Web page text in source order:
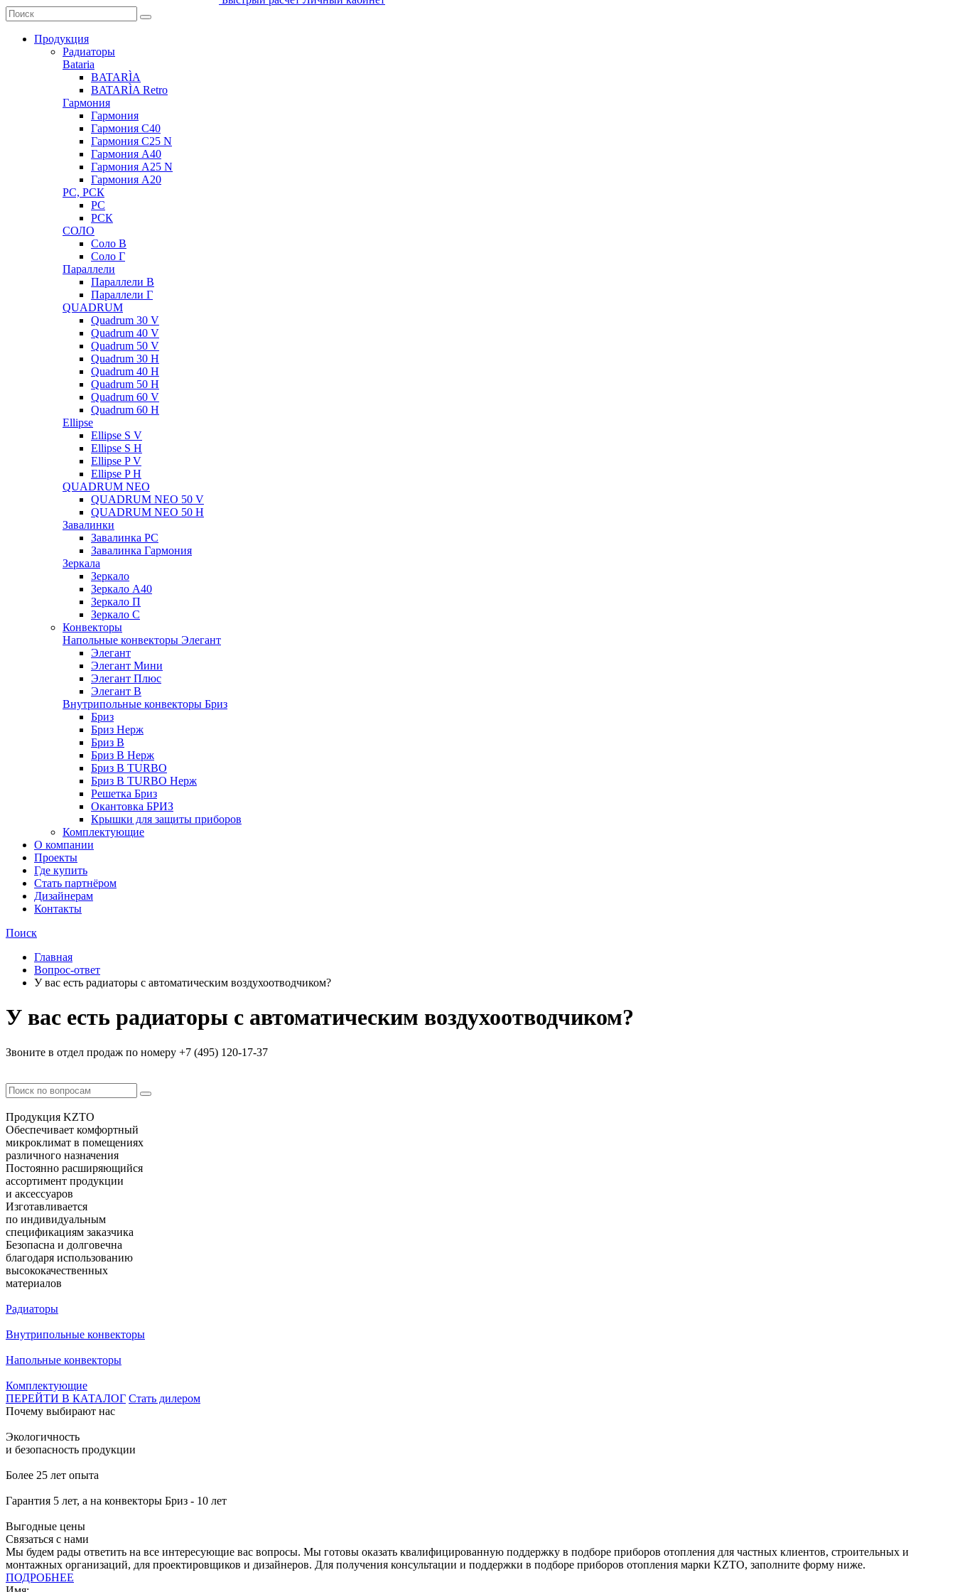
Продукция
Радиаторы
Bataria
BATARÌA
BATARÌA Retro
Гармония
Гармония
Гармония С40
Гармония С25 N
Гармония А40
Гармония А25 N
Гармония А20
РС, РСК
РС
РСК
СОЛО
Соло В
Соло Г
Параллели
Параллели В
Параллели Г
QUADRUM
Quadrum 30 V
Quadrum 40 V
Quadrum 50 V
Quadrum 30 H
Quadrum 40 H
Quadrum 50 H
Quadrum 60 V
Quadrum 60 H
Ellipse
Ellipse S V
Ellipse S H
Ellipse P V
Ellipse P H
QUADRUM NEO
QUADRUM NEO 50 V
QUADRUM NEO 50 H
Завалинки
Завалинка РС
Завалинка Гармония
Зеркала
Зеркало
Зеркало А40
Зеркало П
Зеркало С
Конвекторы
Напольные конвекторы Элегант
Элегант
Элегант Мини
Элегант Плюс
Элегант В
Внутрипольные конвекторы Бриз
Бриз
Бриз Нерж
Бриз В
Бриз В Нерж
Бриз В TURBO
Бриз В TURBO Нерж
Решетка Бриз
Окантовка БРИЗ
Крышки для защиты приборов
Комплектующие
О компании
Проекты
Где купить
Стать партнёром
Дизайнерам
Контакты
Поиск
Главная
Вопрос-ответ
У вас есть радиаторы с автоматическим воздухоотводчиком?
У вас есть радиаторы с автоматическим воздухоотводчиком?
Звоните в отдел продаж по номеру +7 (495) 120-17-37
Продукция KZTO
Обеспечивает комфортный
микроклимат в помещениях
различного назначения
Постоянно расширяющийся
ассортимент продукции
и аксессуаров
Изготавливается
по индивидуальным
спецификациям заказчика
Безопасна и долговечна
благодаря использованию
высококачественных
материалов
Радиаторы
Внутрипольные конвекторы
Напольные конвекторы
Комплектующие
ПЕРЕЙТИ В КАТАЛОГ Стать дилером
Почему выбирают нас
Экологичность
и безопасность продукции
Более 25 лет опыта
Гарантия 5 лет, а на конвекторы Бриз - 10 лет
Выгодные цены
Связаться с нами
Мы будем рады ответить на все интересующие вас вопросы. Мы готовы оказать квалифицированную поддержку в подборе приборов отопления для частных клиентов, строительных и
монтажных организаций, для проектировщиков и дизайнеров. Для получения консультации и поддержки в подборе приборов отопления марки KZTO, заполните форму ниже.
ПОДРОБНЕЕ